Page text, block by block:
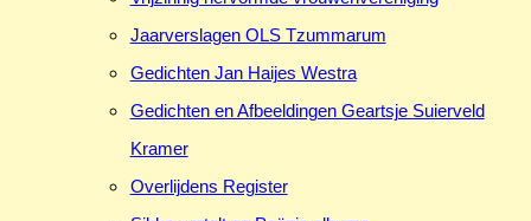
Jaarverslagen OLS Tzummarum
Gedichten Jan Haijes Westra
Gedichten en Afbeeldingen Geartsje Suierveld
Kramer
Overlijdens Register